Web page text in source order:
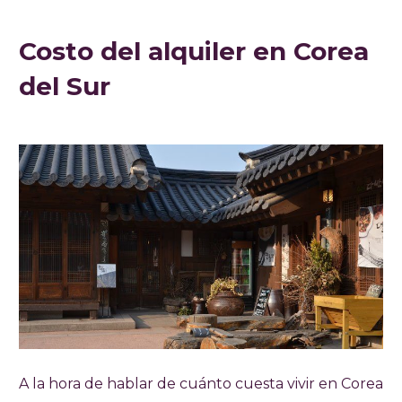
Costo del alquiler en Corea
del Sur
A la hora de hablar de cuánto cuesta vivir en Corea